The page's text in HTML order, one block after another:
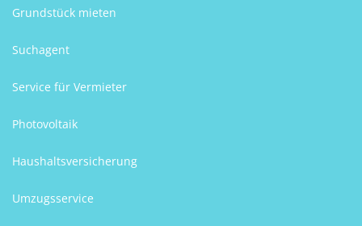
Grundstück mieten
Suchagent
Service für Vermieter
Photovoltaik
Haushaltsversicherung
Umzugsservice